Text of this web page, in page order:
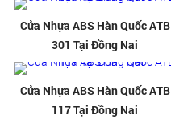
Cửa Nhựa ABS Hàn Quốc ATB
301 Tại Đồng Nai
Cửa Nhựa ABS Hàn Quốc ATB
117 Tại Đồng Nai